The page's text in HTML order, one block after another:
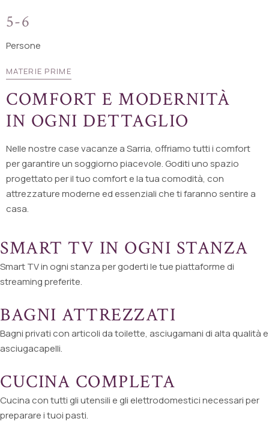
5-6
Persone
MATERIE PRIME
COMFORT E MODERNITÀ
IN OGNI DETTAGLIO
Nelle nostre case vacanze a Sarria, offriamo tutti i comfort
per garantire un soggiorno piacevole. Goditi uno spazio
progettato per il tuo comfort e la tua comodità, con
attrezzature moderne ed essenziali che ti faranno sentire a
casa.
SMART TV IN OGNI STANZA
Smart TV in ogni stanza per goderti le tue piattaforme di
streaming preferite.
BAGNI ATTREZZATI
Bagni privati con articoli da toilette, asciugamani di alta qualità e
asciugacapelli.
CUCINA COMPLETA
Cucina con tutti gli utensili e gli elettrodomestici necessari per
preparare i tuoi pasti.